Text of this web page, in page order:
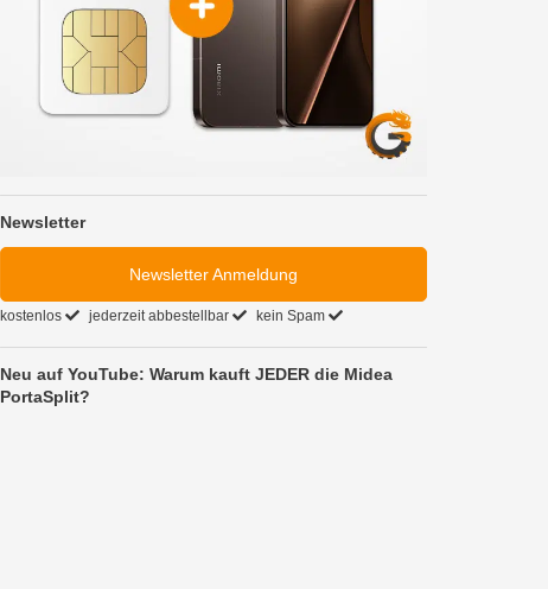
Newsletter
Newsletter Anmeldung
kostenlos jederzeit abbestellbar kein Spam
Neu auf YouTube: Warum kauft JEDER die Midea
PortaSplit?